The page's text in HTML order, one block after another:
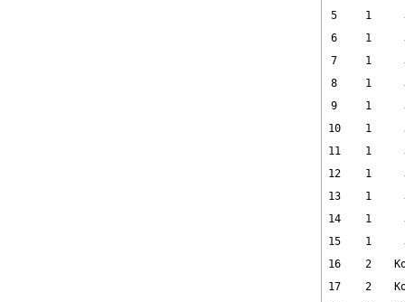
5
1
6
1
7
1
8
1
9
1
10
1
11
1
12
1
13
1
14
1
15
1
16
2
17
2